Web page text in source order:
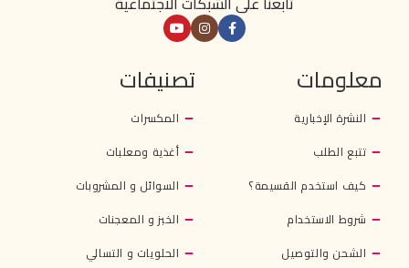
معلومات
النشرة الإخبارية
تتبع الطلب
كيف استخدم القسيمة؟
شروط الاستخدام
الشحن والتوصيل
تصنيفات
المكسرات
أغذية ومعلبات
السوائل و المشروبات
الخبز و المعجنات
الحلويات و التسالي